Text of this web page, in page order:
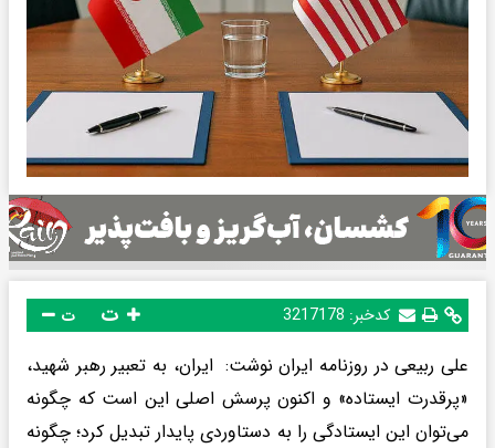
کدخبر: 3217178 ت
علی ربیعی در روزنامه ایران نوشت: ایران، به تعبیر رهبر شهید،
«پرقدرت ایستاده» و اکنون پرسش اصلی این است که چگونه
می‌توان این ایستادگی را به دستاوردی پایدار تبدیل کرد؛ چگونه